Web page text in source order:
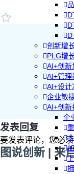
创新增
PLG增
AI+创新
AI+管理
AI+设计
企业敏
AI+创
企
发表回复
要发表评论，您必
图说创新 | 来